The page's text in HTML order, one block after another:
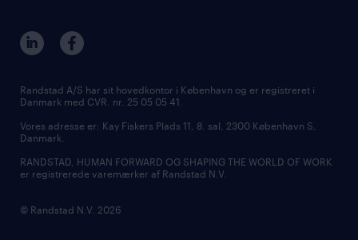
Randstad A/S har sit hovedkontor i København og er registreret i
Danmark med CVR. nr. 25 05 05 41.
Vores adresse er: Kay Fiskers Plads 11, 8. sal, 2300 København S,
Danmark.
RANDSTAD, HUMAN FORWARD OG SHAPING THE WORLD OF WORK
er registrerede varemærker af Randstad N.V.
© Randstad N.V. 2026